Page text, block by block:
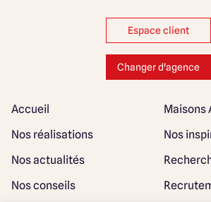
Espace client
Changer d'agence
Accueil
Maisons
Nos réalisations
Nos
Nos actualités
Nos conseils